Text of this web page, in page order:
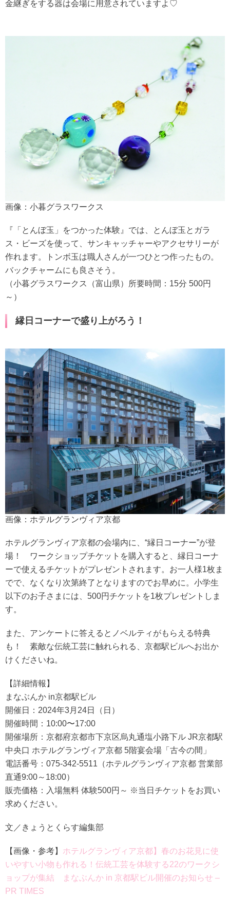
金継ぎをする器は会場に用意されていますよ♡
画像：小暮グラスワークス
『「とんぼ玉」をつかった体験』では、とんぼ玉とガラ
ス・ビーズを使って、サンキャッチャーやアクセサリーが
作れます。トンボ玉は職人さんが一つひとつ作ったもの。
バックチャームにも良さそう。
（小暮グラスワークス（富山県）所要時間：15分 500円
～）
縁日コーナーで盛り上がろう！
画像：ホテルグランヴィア京都
ホテルグランヴィア京都の会場内に、“縁日コーナー”が登
場！ ワークショップチケットを購入すると、縁日コーナ
ーで使えるチケットがプレゼントされます。お一人様1枚ま
でで、なくなり次第終了となりますのでお早めに。小学生
以下のお子さまには、500円チケットを1枚プレゼントしま
す。
また、アンケートに答えるとノベルティがもらえる特典
も！ 素敵な伝統工芸に触れられる、京都駅ビルへお出か
けくださいね。
【詳細情報】
まなぶんか in京都駅ビル
開催日：2024年3月24日（日）
開催時間：10:00〜17:00
開催場所：京都府京都市下京区烏丸通塩小路下ル JR京都駅
中央口 ホテルグランヴィア京都 5階宴会場「古今の間」
電話番号：075-342-5511（ホテルグランヴィア京都 営業部
直通9:00～18:00）
販売価格：入場無料 体験500円～ ※当日チケットをお買い
求めください。
文／きょうとくらす編集部
【画像・参考】 ホテルグランヴィア京都】春のお花見に使
いやすい小物も作れる！伝統工芸を体験する22のワークシ
ョップが集結 まなぶんか in 京都駅ビル開催のお知らせ –
PR TIMES